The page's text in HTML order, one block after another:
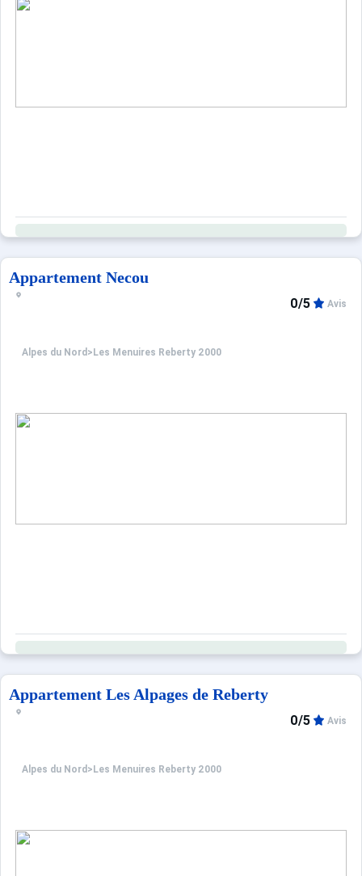
Appartement Necou
Alpes du Nord > Les Menuires Reberty 2000
0/5 Avis
Appartement Les Alpages de Reberty
Alpes du Nord > Les Menuires Reberty 2000
0/5 Avis